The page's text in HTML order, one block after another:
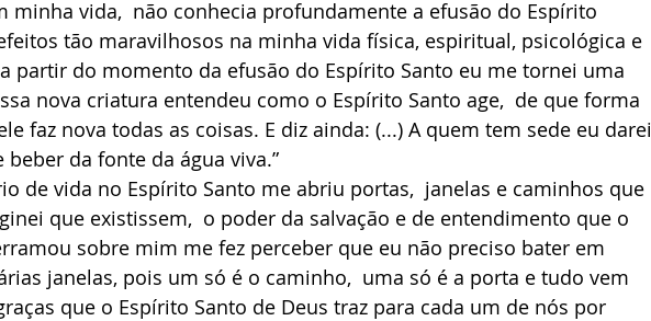
minha vida,  não conhecia profundamente a efusão do Espírito
tão maravilhosos na minha vida física, espiritual, psicológica e
partir do momento da efusão do Espírito Santo eu me tornei uma
nova criatura entendeu como o Espírito Santo age,  de que forma
faz nova todas as coisas. E diz ainda: (...) A quem tem sede eu darei
da fonte da água viva.”
que existissem,  o poder da salvação e de entendimento que o
sobre mim me fez perceber que eu não preciso bater em
janelas, pois um só é o caminho,  uma só é a porta e tudo vem
que o Espírito Santo de Deus traz para cada um de nós por